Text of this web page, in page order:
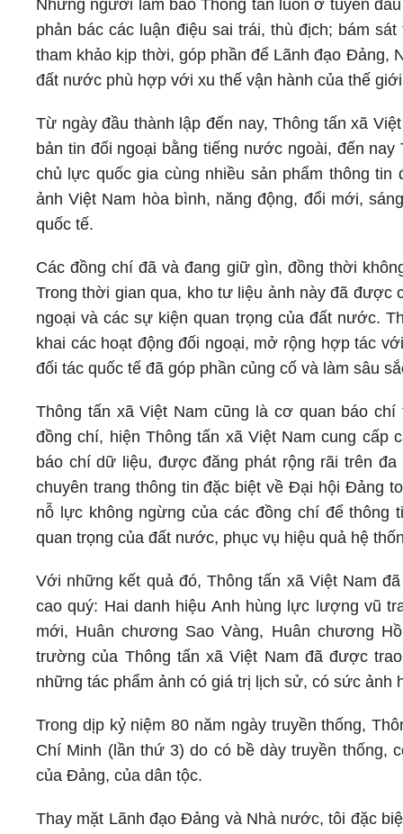
Những người làm báo Thông tấn luôn ở tuyến
phản bác các luận điệu sai trái, thù địch; bám
tham khảo kịp thời, góp phần để Lãnh đạo Đảng,
đất nước phù hợp với xu thế vận hành của thế
Từ ngày đầu thành lập đến nay, Thông tấn xã
bản tin đối ngoại bằng tiếng nước ngoài, đến
chủ lực quốc gia cùng nhiều sản phẩm thông
ảnh Việt Nam hòa bình, năng động, đổi mới,
quốc tế.
Các đồng chí đã và đang giữ gìn, đồng thời
Trong thời gian qua, kho tư liệu ảnh này đã được
ngoại và các sự kiện quan trọng của đất nước.
khai các hoạt động đối ngoại, mở rộng hợp tác
đối tác quốc tế đã góp phần củng cố và làm sâu
Thông tấn xã Việt Nam cũng là cơ quan báo
đồng chí, hiện Thông tấn xã Việt Nam cung cấp
báo chí dữ liệu, được đăng phát rộng rãi trên
chuyên trang thông tin đặc biệt về Đại hội Đảng
nỗ lực không ngừng của các đồng chí để thông
quan trọng của đất nước, phục vụ hiệu quả hệ
Với những kết quả đó, Thông tấn xã Việt Nam
cao quý: Hai danh hiệu Anh hùng lực lượng vũ
mới, Huân chương Sao Vàng, Huân chương
trường của Thông tấn xã Việt Nam đã được
những tác phẩm ảnh có giá trị lịch sử, có sức
Trong dịp kỷ niệm 80 năm ngày truyền thống,
Chí Minh (lần thứ 3) do có bề dày truyền thống,
của Đảng, của dân tộc.
Thay mặt Lãnh đạo Đảng và Nhà nước, tôi đặc